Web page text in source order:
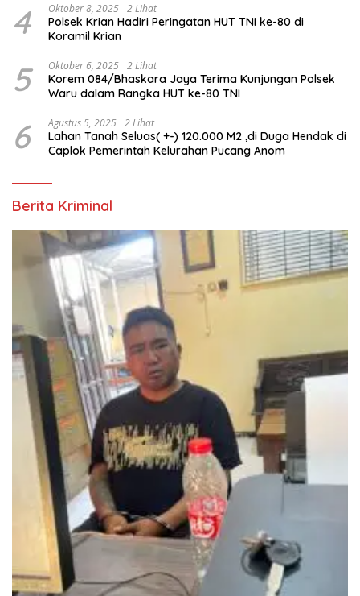
4 Oktober 8, 2025 2 Lihat
Polsek Krian Hadiri Peringatan HUT TNI ke-80 di
Koramil Krian
5 Oktober 6, 2025 2 Lihat
Korem 084/Bhaskara Jaya Terima Kunjungan Polsek
6 Agustus 5, 2025 2 Lihat
Lahan Tanah Seluas( +-) 120.000 M2 ,di Duga Hendak di
Caplok Pemerintah Kelurahan Pucang Anom
Berita Kriminal